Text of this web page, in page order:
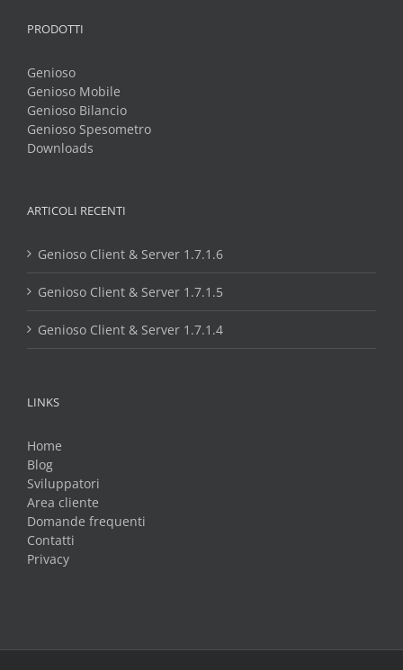
PRODOTTI
Genioso
Genioso Mobile
Genioso Bilancio
Genioso Spesometro
Downloads
ARTICOLI RECENTI
Genioso Client & Server 1.7.1.6
Genioso Client & Server 1.7.1.5
Genioso Client & Server 1.7.1.4
LINKS
Home
Blog
Sviluppatori
Area cliente
Domande frequenti
Contatti
Privacy